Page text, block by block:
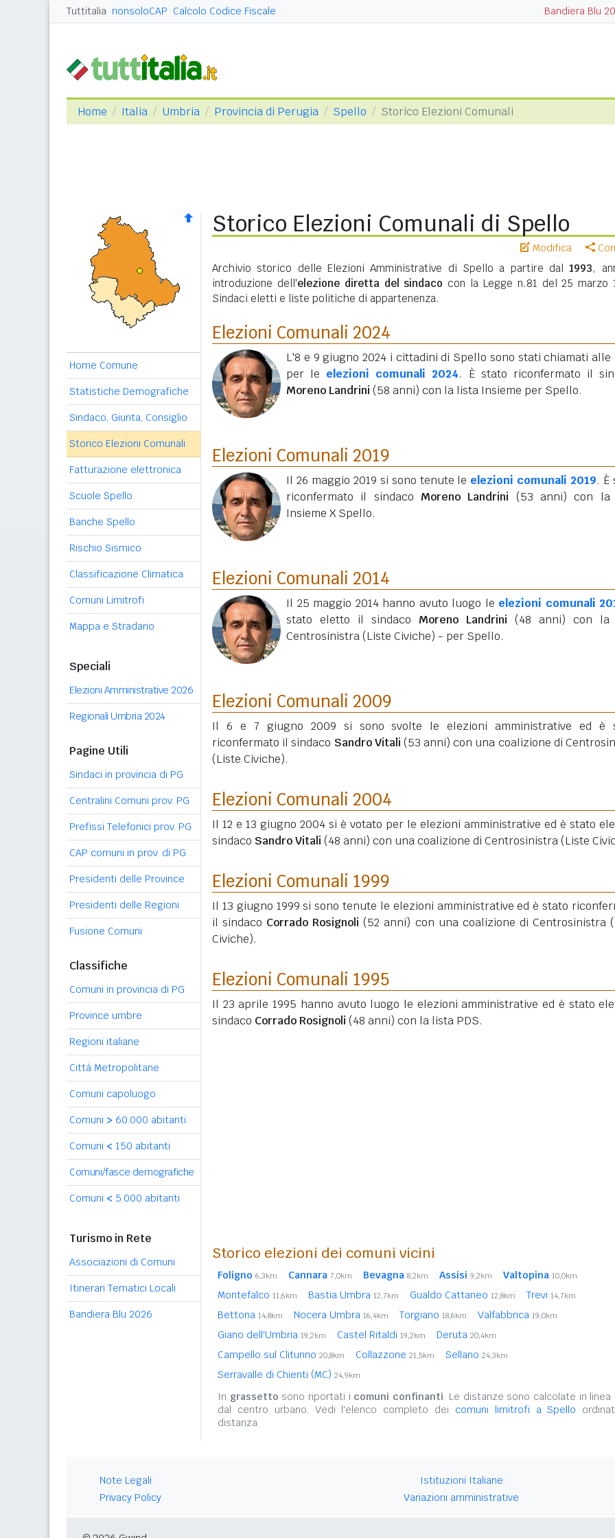
Tuttitalia nonsoloCAP Calcolo Codice Fiscale Bandiera Blu
Home Italia Umbria Provincia di Perugia Spello Storico Elezioni Comunali
Home Comune
Statistiche Demografiche
Sindaco, Giunta, Consiglio
Storico Elezioni Comunali
Fatturazione elettronica
Scuole Spello
Banche Spello
Rischio Sismico
Classificazione Climatica
Comuni Limitrofi
Mappa e Stradario
Speciali
Elezioni Amministrative 2026
Regionali Umbria 2024
Pagine Utili
Sindaci in provincia di PG
Centralini Comuni prov. PG
Prefissi Telefonici prov. PG
CAP comuni in prov. di PG
Presidenti delle Province
Presidenti delle Regioni
Fusione Comuni
Classifiche
Comuni in provincia di PG
Province umbre
Regioni italiane
Città Metropolitane
Comuni capoluogo
Comuni > 60.000 abitanti
Comuni < 150 abitanti
Comuni/fasce demografiche
Comuni < 5.000 abitanti
Turismo in Rete
Associazioni di Comuni
Itinerari Tematici Locali
Bandiera Blu 2026
Storico Elezioni Comunali di Spello
Modifica
Archivio storico delle Elezioni Amministrative di Spello a partire dal1993,
introduzione dell'elezione diretta del sindaco con la Legge n.81 del 25 marzo
Sindaci eletti e liste politiche di appartenenza.
Elezioni Comunali 2024
L'8 e 9 giugno 2024 i cittadini di Spello sono stati chiamati alle
per le elezioni comunali 2024. È stato riconfermato il
Moreno Landrini (58 anni) con la lista Insieme per Spello.
Elezioni Comunali 2019
Il 26 maggio 2019 si sono tenute le elezioni comunali 2019. È
riconfermato il sindaco Moreno Landrini (53 anni) con la
Insieme X Spello.
Elezioni Comunali 2014
Il 25 maggio 2014 hanno avuto luogo le elezioni comunali
stato eletto il sindaco Moreno Landrini (48 anni) con la
Centrosinistra (Liste Civiche) - per Spello.
Elezioni Comunali 2009
Il 6 e 7 giugno 2009 si sono svolte le elezioni amministrative ed è
riconfermato il sindaco Sandro Vitali (53 anni) con una coalizione di
(Liste Civiche).
Elezioni Comunali 2004
Il 12 e 13 giugno 2004 si è votato per le elezioni amministrative ed è stato
sindaco Sandro Vitali (48 anni) con una coalizione di Centrosinistra (Liste
Elezioni Comunali 1999
Il 13 giugno 1999 si sono tenute le elezioni amministrative ed è stato
il sindaco Corrado Rosignoli (52 anni) con una coalizione di Centrosinistra
Civiche).
Elezioni Comunali 1995
Il 23 aprile 1995 hanno avuto luogo le elezioni amministrative ed è stato
sindaco Corrado Rosignoli (48 anni) con la lista PDS.
Storico elezioni dei comuni vicini
Foligno 6,3km Cannara 7,0km Bevagna 8,2km Assisi 9,2km Valtopina 10,0km
Montefalco 11,6km Bastia Umbra 12,7km Gualdo Cattaneo 12,8km Trevi 14,7km
Bettona 14,8km Nocera Umbra 16,4km Torgiano 18,6km Valfabbrica 19,0km
Giano dell'Umbria 19,2km Castel Ritaldi 19,2km Deruta 20,4km
Campello sul Clitunno 20,8km Collazzone 21,5km Sellano 24,3km
Serravalle di Chienti (MC) 24,9km
In grassetto sono riportati i comuni confinanti. Le distanze sono calcolate in linea
dal centro urbano. Vedi l'elenco completo dei comuni limitrofi a Spello
distanza.
Note Legali
Privacy Policy
Istituzioni Italiane
Variazioni amministrative